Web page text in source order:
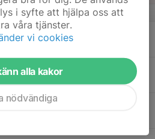
v.4
i syfte att hjälpa oss att
våra tjänster.
vi cookies
alla kakor
nödvändiga